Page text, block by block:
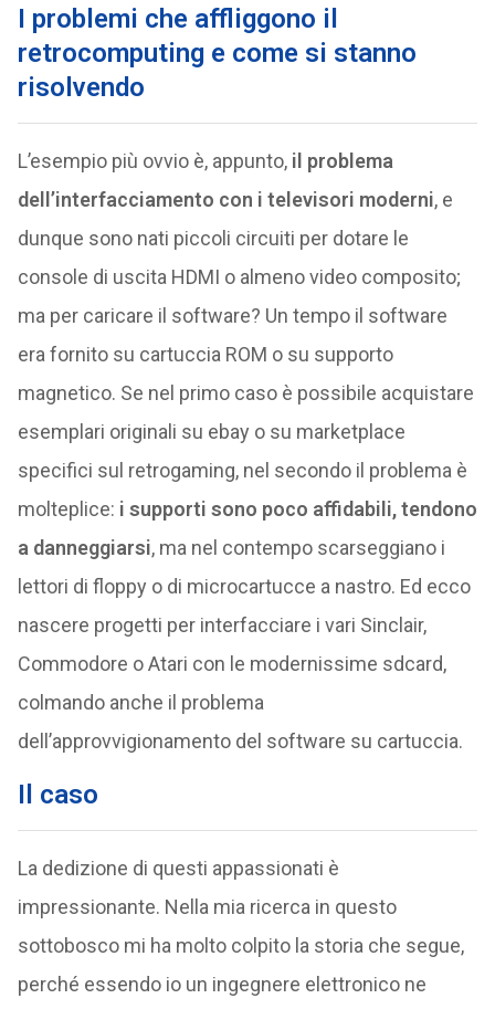
I problemi che affliggono il
retrocomputing e come si stanno
risolvendo
L’esempio più ovvio è, appunto, il problema
dell’interfacciamento con i televisori moderni, e
dunque sono nati piccoli circuiti per dotare le
console di uscita HDMI o almeno video composito;
ma per caricare il software? Un tempo il software
era fornito su cartuccia ROM o su supporto
magnetico. Se nel primo caso è possibile acquistare
esemplari originali su ebay o su marketplace
specifici sul retrogaming, nel secondo il problema è
molteplice: i supporti sono poco affidabili, tendono
a danneggiarsi, ma nel contempo scarseggiano i
lettori di floppy o di microcartucce a nastro. Ed ecco
nascere progetti per interfacciare i vari Sinclair,
Commodore o Atari con le modernissime sdcard,
colmando anche il problema
dell’approvvigionamento del software su cartuccia.
Il caso
La dedizione di questi appassionati è
impressionante. Nella mia ricerca in questo
sottobosco mi ha molto colpito la storia che segue,
perché essendo io un ingegnere elettronico ne